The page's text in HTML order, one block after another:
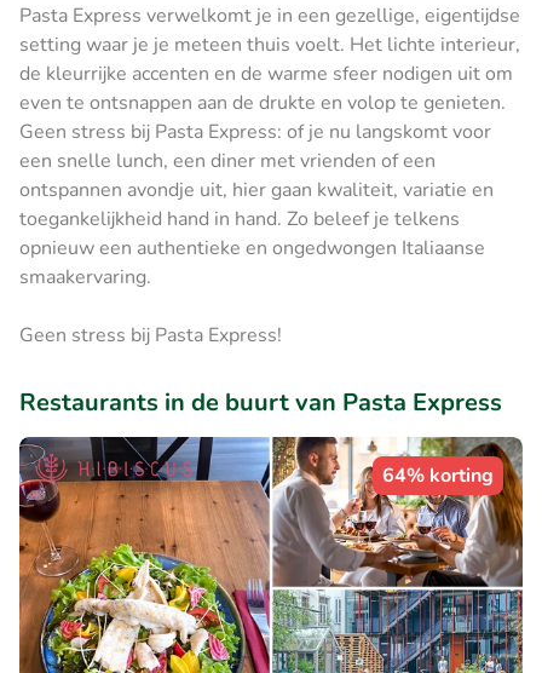
Pasta Express verwelkomt je in een gezellige, eigentijdse
setting waar je je meteen thuis voelt. Het lichte interieur,
de kleurrijke accenten en de warme sfeer nodigen uit om
even te ontsnappen aan de drukte en volop te genieten.
Geen stress bij Pasta Express: of je nu langskomt voor
een snelle lunch, een diner met vrienden of een
ontspannen avondje uit, hier gaan kwaliteit, variatie en
toegankelijkheid hand in hand. Zo beleef je telkens
opnieuw een authentieke en ongedwongen Italiaanse
smaakervaring.
Geen stress bij Pasta Express!
Restaurants in de buurt van Pasta Express
64% korting